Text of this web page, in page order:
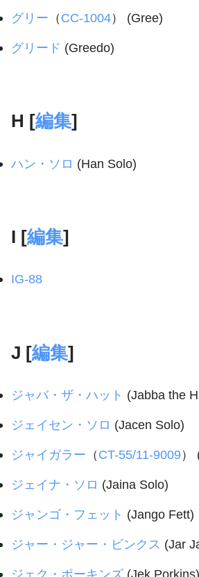
グリー （CC-1004） (Gree)
グリード (Greedo)
H [編集]
ハン・ソロ (Han Solo)
I [編集]
IG-88
J [編集]
ジャバ・ザ・ハット (Jabba the
ジェイセン・ソロ (Jacen Solo)
ジャイガラー （CT-55/11-9009）
ジェイナ・ソロ (Jaina Solo)
ジャンゴ・フェット (Jango Fett)
ジャー・ジャー・ビンクス (Jar
ジェク・ポーキンズ (Jek Porkins)